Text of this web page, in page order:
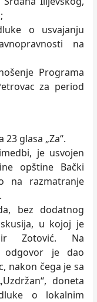
o usvajanju
na
Programa
za period
glasa „Za“.
je usvojen
opštine Bački
na razmatranje
bez dodatnog
u kojoj je
Zotović. Na
odgovor je dao
nakon čega je sa
doneta
o lokalnim